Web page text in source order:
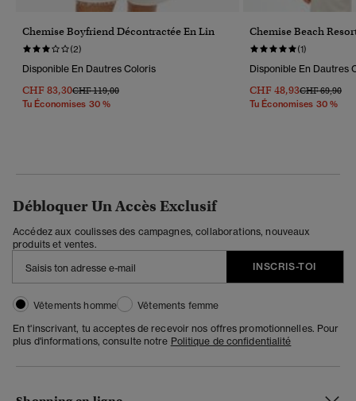
Chemise Boyfriend Décontractée En Lin
(2)
Disponible En Dautres Coloris
CHF 83,30Prix Réduit De
CHF 119,00À
Tu Économises 30 %
Chemise Beach
(1)
Disponible En Dautres
CHF 48,93Prix Réduit De
CHF 69,90À
Tu Économises 30 %
Débloquer Un Accès Exclusif
Accédez aux coulisses des campagnes, collaborations, nouveaux
produits et ventes.
INSCRIS-TOI
Vêtements homme
Vêtements femme
En t'inscrivant, tu acceptes de recevoir nos offres promotionnelles. Pour
plus d'informations, consulte notre Politique de confidentialité